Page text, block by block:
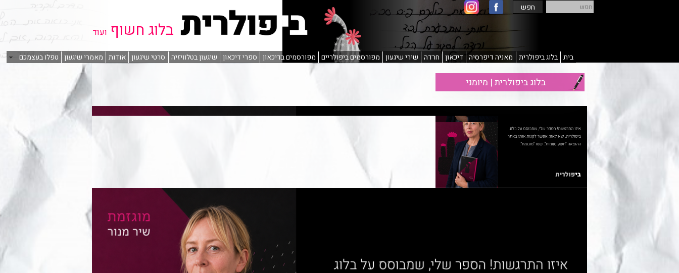
בלוג חשוף ועוד
חפש חפש
בית בלוג ביפולרית מאניה דיפרסיה דיכאון חרדה שירי שיגעון מפורסמים ביפולריים מפורסמים בדיכאון ספרי דיכאון שיגעון בטלוויזיה סרטי שיגעון אודות מאמרי שיגעון טפלו בעצמכם
בלוג ביפולרית | מיומני